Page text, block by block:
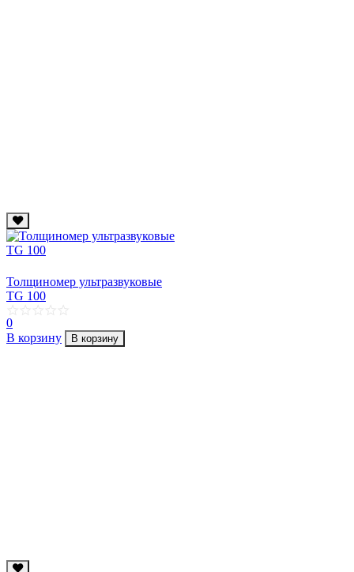
Толщиномер ультразвуковые
TG 100
0
В корзину
В корзину